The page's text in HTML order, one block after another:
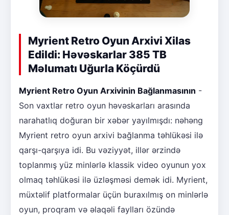
Myrient Retro Oyun Arxivi Xilas
Edildi: Həvəskarlar 385 TB
Məlumatı Uğurla Köçürdü
Myrient Retro Oyun Arxivinin Bağlanmasının -
Son vaxtlar retro oyun həvəskarları arasında
narahatlıq doğuran bir xəbər yayılmışdı: nəhəng
Myrient retro oyun arxivi bağlanma təhlükəsi ilə
qarşı-qarşıya idi. Bu vəziyyət, illər ərzində
toplanmış yüz minlərlə klassik video oyunun yox
olmaq təhlükəsi ilə üzləşməsi demək idi. Myrient,
müxtəlif platformalar üçün buraxılmış on minlərlə
oyun, proqram və əlaqəli faylları özündə